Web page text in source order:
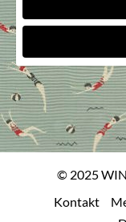
© 2025
Kontakt